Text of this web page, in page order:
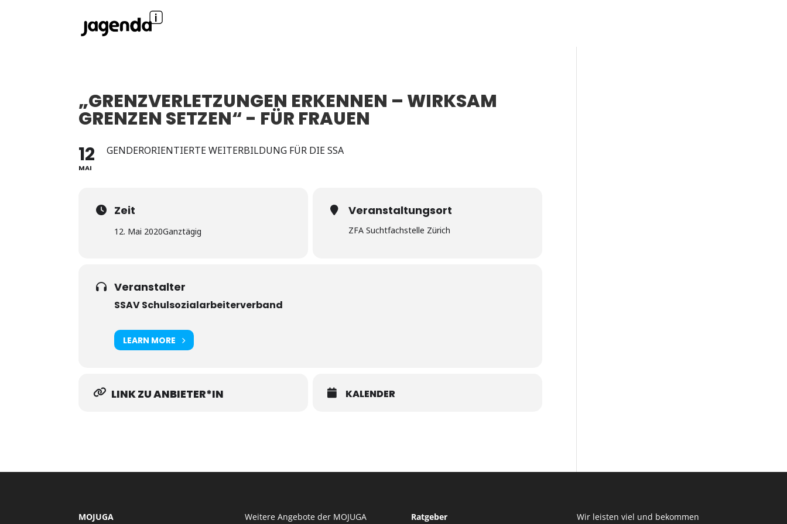
„GRENZVERLETZUNGEN ERKENNEN – WIRKSAM
GRENZEN SETZEN“ - FÜR FRAUEN
12
MAI
GENDERORIENTIERTE WEITERBILDUNG FÜR DIE SSA
Zeit
12. Mai 2020Ganztägig
Veranstaltungsort
ZFA Suchtfachstelle Zürich
Veranstalter
SSAV Schulsozialarbeiterverband
LEARN MORE
LINK ZU ANBIETER*IN KALENDER
MOJUGA Weitere Angebote der MOJUGA Ratgeber Wir leisten viel und bekommen